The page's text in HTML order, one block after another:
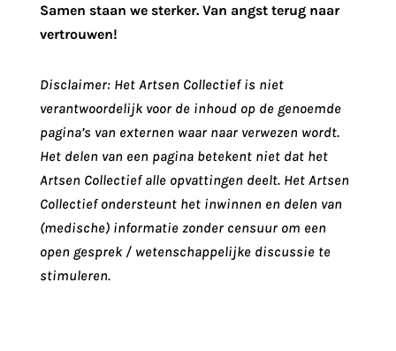
Samen staan we sterker. Van angst terug naar
vertrouwen!
Disclaimer: Het Artsen Collectief is niet
verantwoordelijk voor de inhoud op de genoemde
pagina’s van externen waar naar verwezen wordt.
Het delen van een pagina betekent niet dat het
Artsen Collectief alle opvattingen deelt. Het Artsen
Collectief ondersteunt het inwinnen en delen van
(medische) informatie zonder censuur om een
open gesprek / wetenschappelijke discussie te
stimuleren.